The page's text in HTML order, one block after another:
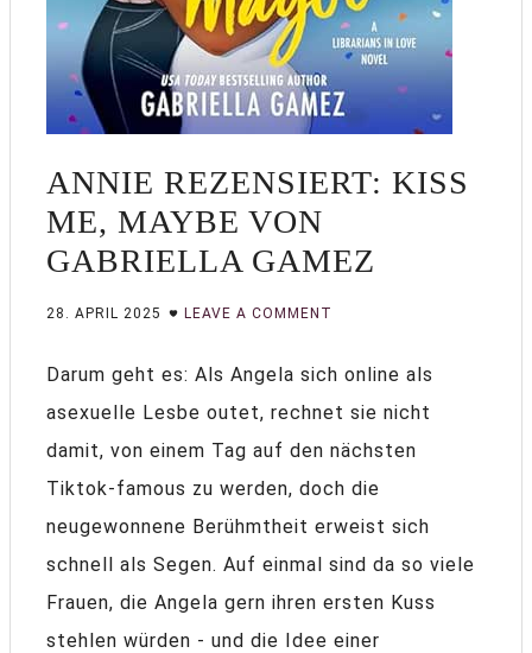
ANNIE REZENSIERT: KISS
ME, MAYBE VON
GABRIELLA GAMEZ
28. APRIL 2025 LEAVE A COMMENT
Darum geht es: Als Angela sich online als
asexuelle Lesbe outet, rechnet sie nicht
damit, von einem Tag auf den nächsten
Tiktok-famous zu werden, doch die
neugewonnene Berühmtheit erweist sich
schnell als Segen. Auf einmal sind da so viele
Frauen, die Angela gern ihren ersten Kuss
stehlen würden - und die Idee einer